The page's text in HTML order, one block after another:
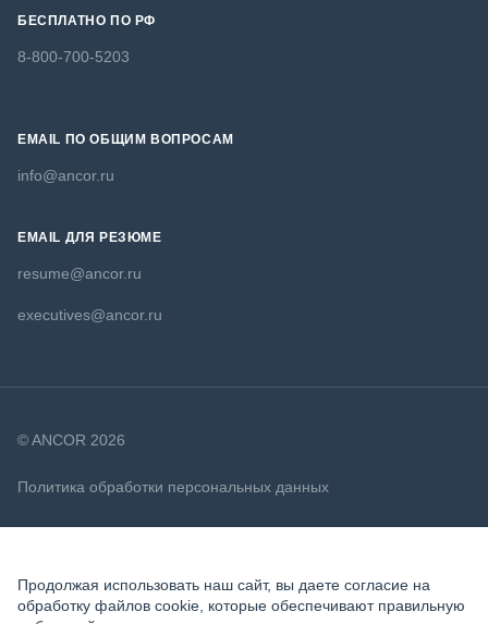
БЕСПЛАТНО ПО РФ
8-800-700-5203
EMAIL ПО ОБЩИМ ВОПРОСАМ
info@ancor.ru
EMAIL ДЛЯ РЕЗЮМЕ
resume@ancor.ru
executives@ancor.ru
© ANCOR 2026
Политика обработки персональных данных
Продолжая использовать наш сайт, вы даете согласие на
обработку файлов cookie, которые обеспечивают правильную